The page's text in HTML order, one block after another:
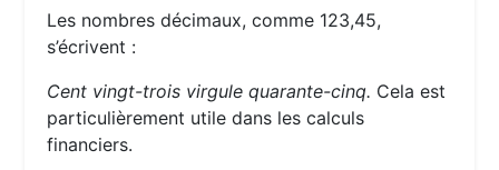
Les nombres décimaux, comme 123,45,
s’écrivent :
Cent vingt-trois virgule quarante-cinq. Cela est
particulièrement utile dans les calculs
financiers.